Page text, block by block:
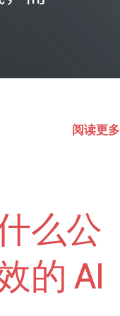
阅读更多
么公
的 AI